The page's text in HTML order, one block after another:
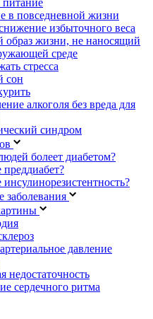
в повседневной жизни
избыточного веса
образ жизни, не наносящий
среде
стресса
сон
алкоголя без вреда для
синдром
болеет диабетом?
преддиабет?
инсулинорезистентность?
заболевания
давление
недостаточность
сердечного ритма